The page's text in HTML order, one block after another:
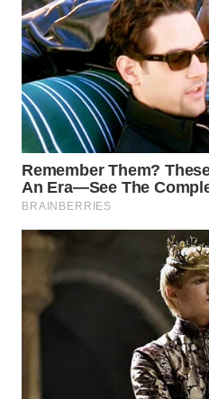
Por que o tapete
deve se
Profissionais de
construção apontam que
menores, rotinas mais
a qualidade do ar interno
tapete vinílico modular